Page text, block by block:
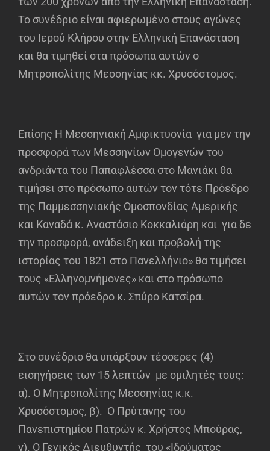
Το συνέδριο είναι αφιερωμένο στους αγώνες
του Ιερού Κλήρου στην Ελληνική Επανάσταση
και θα τιμηθεί στα πρόσωπα αυτών ο
Μητροπολίτης Μεσσηνίας κκ. Χρυσόστομος.
Επίσης Η Μεσσηνιακή Αμφικτυονία για μεν την
προσφορά των Μεσσηνίων Ομογενών του
ανδριάντα του Παπαφλέσσα στο Μανιάκι θα
τιμήσει στο πρόσωπο αυτών τον τότε Πρόεδρο
της Παμμεσσηνιακής Ομοσπονδίας Αμερικής
και Καναδά κ. Αναστάσιο Κοκκαλιάρη και για δε
την προσφορά, ανάδειξη και προβολή της
ιστορίας του 1821 στο Πανελλήνιο» θα τιμήσει
τους «Ελληνομνήμονες» και στο πρόσωπο
αυτών τον πρόεδρο κ. Σπύρο Κατσίρα.
Στο συνέδριο θα υπάρξουν τέσσερες (4)
εισηγήσεις των 15 λεπτών με ομιλητές τους:
α). Ο Μητροπολίτης Μεσσηνίας κ.κ.
Χρυσόστομος, β). Ο Πρύτανης του
Πανεπιστημίου Πατρών κ. Χρήστος Μπούρας,
γ). Ο Γενικός Διευθυντής του «Ιδρύματος